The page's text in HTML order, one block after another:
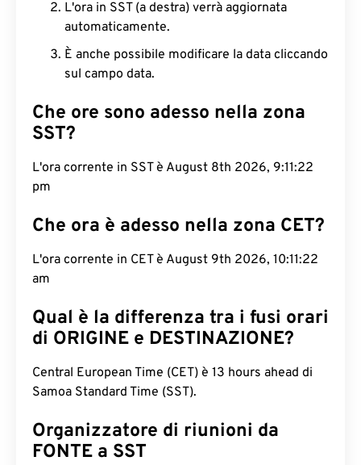
L'ora in SST (a destra) verrà aggiornata
automaticamente.
È anche possibile modificare la data cliccando
sul campo data.
Che ore sono adesso nella zona
SST?
L'ora corrente in SST è August 8th 2026, 9:11:23
pm
Che ora è adesso nella zona CET?
L'ora corrente in CET è August 9th 2026, 10:11:23
am
Qual è la differenza tra i fusi orari
di ORIGINE e DESTINAZIONE?
Central European Time (CET) è 13 hours ahead di
Samoa Standard Time (SST).
Organizzatore di riunioni da
FONTE a SST